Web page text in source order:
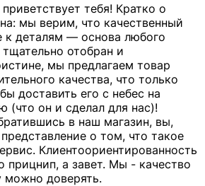
тебя! Кратко о
мы верим, что качественный
к деталям — основа любого
отобран и
мы предлагаем товар
качества, что только
доставить его с небес на
(что он и сделал для нас)!
в наш магазин, вы,
о том, что такое
Клиентоориентированность
прицнип, а завет. Мы - качество
можно доверять.